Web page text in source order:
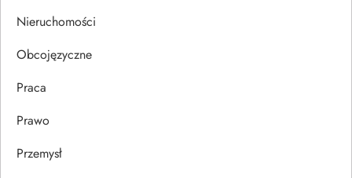
u
Nieruchomości
Obcojęzyczne
Praca
Prawo
Przemysł